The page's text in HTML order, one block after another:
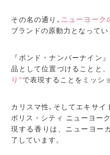
その名の通り､ ニューヨーク
ブランドの原動力となってい
『ボンド・ナンバーナイン
品として位置づけることと
り”で表現することをミッシ
カリスマ性､そしてエキサイ
ポリス・シティ ニューヨー
現する香りは、ニューヨー
了しています。